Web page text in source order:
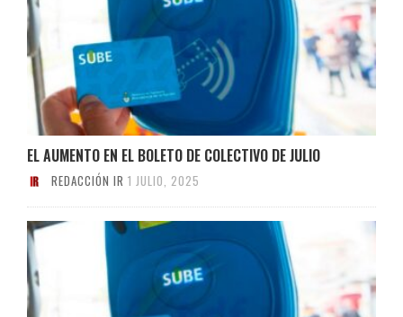
EL AUMENTO EN EL BOLETO DE COLECTIVO DE JULIO
REDACCIÓN IR 1 JULIO, 2025